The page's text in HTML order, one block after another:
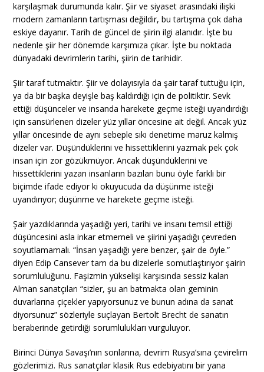
karşılaşmak durumunda kalır. Şiir ve siyaset arasındaki ilişki
modern zamanların tartışması değildir, bu tartışma çok daha
eskiye dayanır. Tarih de güncel de şiirin ilgi alanıdır. İşte bu
nedenle şiir her dönemde karşımıza çıkar. İşte bu noktada
dünyadaki devrimlerin tarihi, şiirin de tarihidir.
Şiir taraf tutmaktır. Şiir ve dolayısıyla da şair taraf tuttuğu için,
ya da bir başka deyişle baş kaldırdığı için de politiktir. Sevk
ettiği düşünceler ve insanda harekete geçme isteği uyandırdığı
için sansürlenen dizeler yüz yıllar öncesine ait değil. Ancak yüz
yıllar öncesinde de aynı sebeple sıkı denetime maruz kalmış
dizeler var. Düşündüklerini ve hissettiklerini yazmak pek çok
insan için zor gözükmüyor. Ancak düşündüklerini ve
hissettiklerini yazan insanların bazıları bunu öyle farklı bir
biçimde ifade ediyor ki okuyucuda da düşünme isteği
uyandırıyor; düşünme ve harekete geçme isteği.
Şair yazdıklarında yaşadığı yeri, tarihi ve insanı temsil ettiği
düşüncesini asla inkar etmemeli ve şiirini yaşadığı çevreden
soyutlamamalı. “İnsan yaşadığı yere benzer, şair de öyle.”
diyen Edip Cansever tam da bu dizelerle somutlaştırıyor şairin
sorumluluğunu. Faşizmin yükselişi karşısında sessiz kalan
Alman sanatçıları “sizler, şu an batmakta olan geminin
duvarlarına çiçekler yapıyorsunuz ve bunun adına da sanat
diyorsunuz” sözleriyle suçlayan Bertolt Brecht de sanatın
beraberinde getirdiği sorumlulukları vurguluyor.
Birinci Dünya Savaşı’nın sonlarına, devrim Rusya’sına çevirelim
gözlerimizi. Rus sanatçılar klasik Rus edebiyatını bir yana